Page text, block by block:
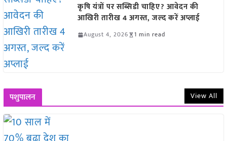
कृषि यंत्रों पर सब्सिडी चाहिए? आवेदन की
आखिरी तारीख 4 अगस्त, जल्द करें अप्लाई
August 4, 2026 1 min read
पशुपालन View All